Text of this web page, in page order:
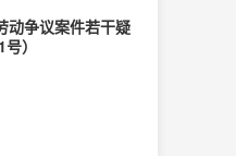
动争议案件若干疑
）